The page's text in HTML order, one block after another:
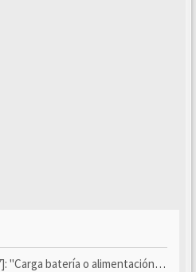
batería o alimentación eléctri...